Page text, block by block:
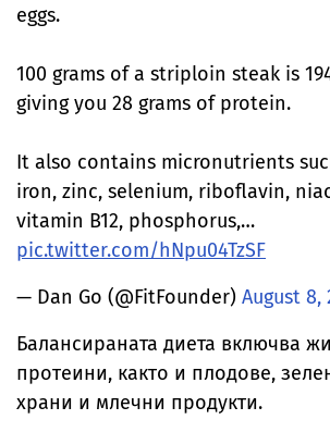
eggs.
100 grams of a striploin steak is
giving you 28 grams of protein.
It also contains micronutrients
iron, zinc, selenium, riboflavin,
vitamin B12, phosphorus,…
pic.twitter.com/hNpu04TzSF
— Dan Go (@FitFounder) August 8,
Балансираната диета включва
протеини, както и плодове,
храни и млечни продукти.